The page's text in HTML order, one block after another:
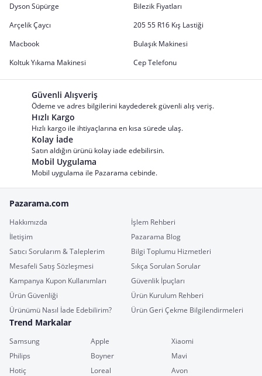
Dyson Süpürge
Bilezik Fiyatları
Arçelik Çaycı
205 55 R16 Kış Lastiği
Macbook
Bulaşık Makinesi
Koltuk Yıkama Makinesi
Cep Telefonu
Güvenli Alışveriş
Ödeme ve adres bilgilerini kaydederek güvenli alış veriş.
Hızlı Kargo
Hızlı kargo ile ihtiyaçlarına en kısa sürede ulaş.
Kolay İade
Satın aldığın ürünü kolay iade edebilirsin.
Mobil Uygulama
Mobil uygulama ile Pazarama cebinde.
Pazarama.com
Hakkımızda
İşlem Rehberi
İletişim
Pazarama Blog
Satıcı Sorularım & Taleplerim
Bilgi Toplumu Hizmetleri
Mesafeli Satış Sözleşmesi
Sıkça Sorulan Sorular
Kampanya Kupon Kullanımları
Güvenlik İpuçları
Ürün Güvenliği
Ürün Kurulum Rehberi
Ürünümü Nasıl İade Edebilirim?
Ürün Geri Çekme Bilgilendirmeleri
Trend Markalar
Samsung Apple
Xiaomi
Philips
Boyner
Mavi
Hotiç
Loreal
Avon